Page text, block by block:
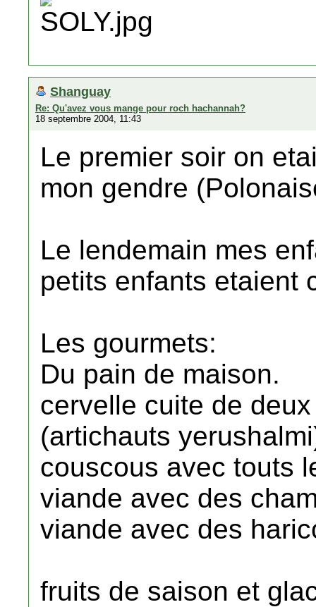
Shanguay
Re: Qu'avez vous mange pour roch hachannah?
18 septembre 2004, 11:43
Le premier soir on
mon gendre
Le lendemain mes
petits enfants etaient
Les gourmets:
Du pain de maison.
cervelle cuite de
(artichauts
couscous avec touts
viande avec des
viande avec des
fruits de saison et